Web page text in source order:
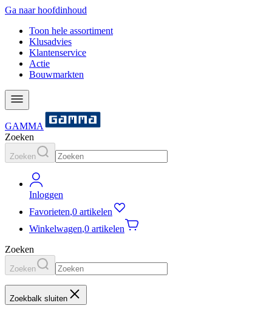
Ga naar hoofdinhoud
Toon hele assortiment
Klusadvies
Klantenservice
Actie
Bouwmarkten
GAMMA
Zoeken
Zoeken
Inloggen
Favorieten,0 artikelen
Winkelwagen,0 artikelen
Zoeken
Zoeken
Zoekbalk sluiten